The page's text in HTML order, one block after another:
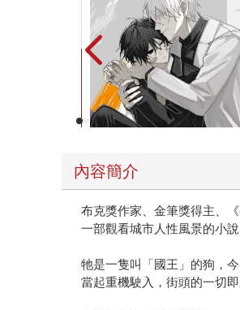
內容簡介
布克獎作家、金筆獎得主、
一部觀看城市人性風景的小
牠是一隻叫「國王」的狗，
當起重機駛入，街頭的一切